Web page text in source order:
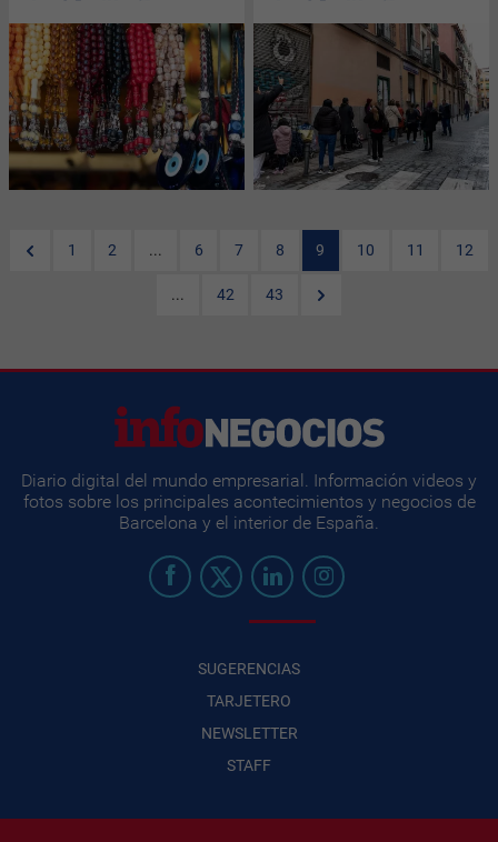
1 2 ... 6 7 8 9 10 11 12
... 42 43
Diario digital del mundo empresarial. Información videos y
fotos sobre los principales acontecimientos y negocios de
Barcelona y el interior de España.
SUGERENCIAS
TARJETERO
NEWSLETTER
STAFF